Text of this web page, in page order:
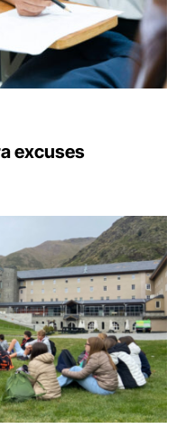
excuses